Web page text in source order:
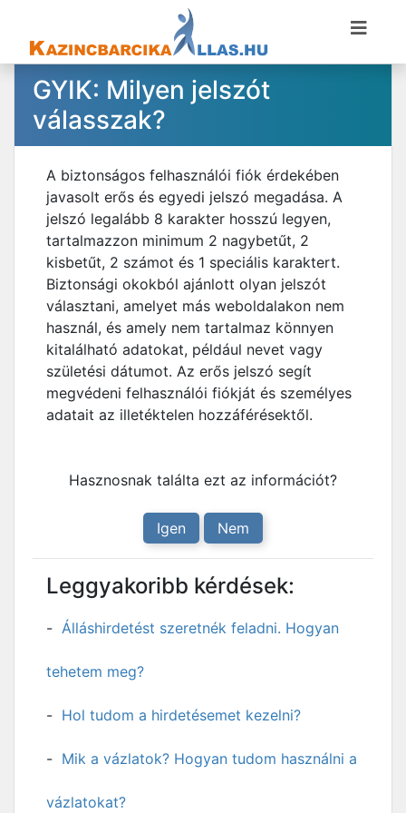
GYIK: Milyen jelszót
válasszak?
A biztonságos felhasználói fiók érdekében
javasolt erős és egyedi jelszó megadása. A
jelszó legalább 8 karakter hosszú legyen,
tartalmazzon minimum 2 nagybetűt, 2
kisbetűt, 2 számot és 1 speciális karaktert.
Biztonsági okokból ajánlott olyan jelszót
választani, amelyet más weboldalakon nem
használ, és amely nem tartalmaz könnyen
kitalálható adatokat, például nevet vagy
születési dátumot. Az erős jelszó segít
megvédeni felhasználói fiókját és személyes
adatait az illetéktelen hozzáférésektől.
Hasznosnak találta ezt az információt?
Igen Nem
Leggyakoribb kérdések:
Álláshirdetést szeretnék feladni. Hogyan
tehetem meg?
Hol tudom a hirdetésemet kezelni?
Mik a vázlatok? Hogyan tudom használni a
vázlatokat?